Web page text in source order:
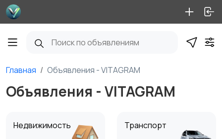
Главная Объявления - VITAGRAM
Объявления - VITAGRAM
Недвижимость Транспорт